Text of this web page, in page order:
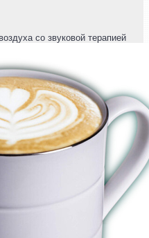
со звуковой терапией